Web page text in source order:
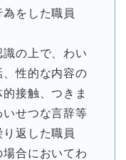
をした職員
の上で、わい
性的な内容の
接触、つきま
いせつな言辞等
返した職員
合においてわ